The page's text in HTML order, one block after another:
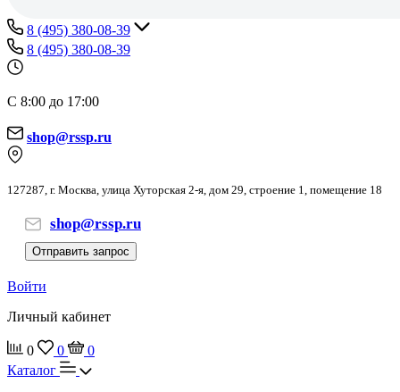
8 (495) 380-08-39
8 (495) 380-08-39
С 8:00 до 17:00
shop@rssp.ru
127287, г. Москва, улица Хуторская 2-я, дом 29, строение 1, помещение 18
shop@rssp.ru
Отправить запрос
Войти
Личный кабинет
0 0
0
Каталог